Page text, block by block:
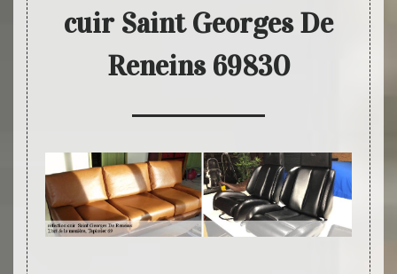
cuir Saint Georges De
Reneins 69830